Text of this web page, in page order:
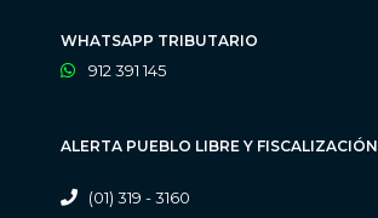
WHATSAPP TRIBUTARIO
912 391 145
ALERTA PUEBLO LIBRE Y FISCALIZACIÓN
(01) 319 - 3160